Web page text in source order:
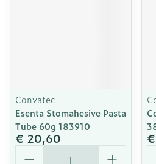
Convatec
Esenta Stomahesive Pasta
Tube 60g 183910
€ 20,60
Aantal